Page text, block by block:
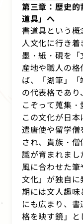
第三章：歴史
道具」へ
書道具という
人文化に行き着
墨・紙・硯を
産地や職人の
ば、「湖筆」
の代表格であ
こぞって蒐集・
この文化が日本
遣唐使や留学
され、貴族・
識が育まれま
風に合わせた
文化」が独自
期には文人趣
にも広まり、
格を映す鏡」と